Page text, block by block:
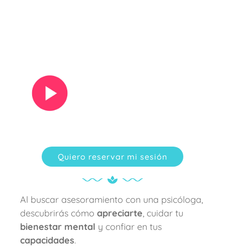
Quiero reservar mi sesión
Al buscar asesoramiento con una psicóloga,
descubrirás cómo apreciarte, cuidar tu
bienestar mental y confiar en tus
capacidades.